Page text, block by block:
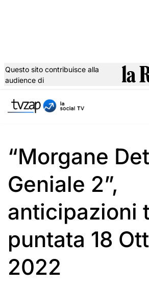
al
Questo sito contribuisce alla
audience di
“Morgane
Geniale 2”,
anticipazioni
puntata 18
2022